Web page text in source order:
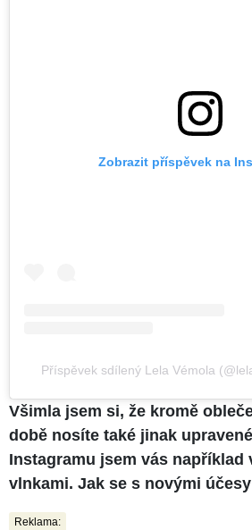
Zobrazit příspěvek na
Příspěvek sdílený Lela Vémola
Všimla jsem si, že kromě
době nosíte také jinak
Instagramu jsem vás například
vlnkami. Jak se s novými
Reklama: